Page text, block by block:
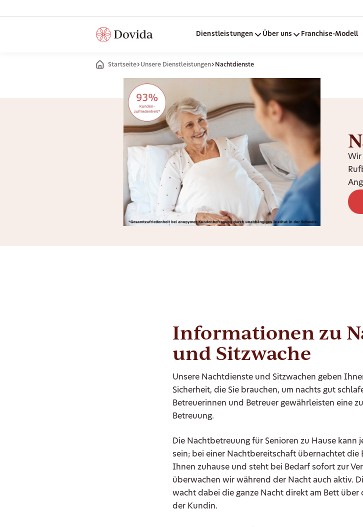
Dienstleistungen Über uns Franchise-Modell
Startseite Unsere Dienstleistungen Nachtdienste
Wir
Informationen zu
und Sitzwache
Unsere Nachtdienste und Sitzwachen geben
Sicherheit, die Sie brauchen, um nachts gut
Betreuerinnen und Betreuer gewährleisten eine
Betreuung.
Die Nachtbetreuung für Senioren zu Hause kann
sein; bei einer Nachtbereitschaft übernachtet die
Ihnen zuhause und steht bei Bedarf sofort zur
überwachen wir während der Nacht auch aktiv.
wacht dabei die ganze Nacht direkt am Bett
der Kundin.